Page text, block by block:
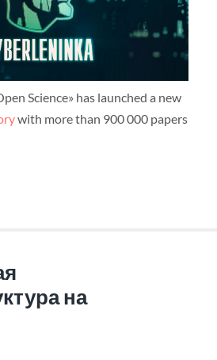
Science» has launched a new
with more than 900 000 papers
на